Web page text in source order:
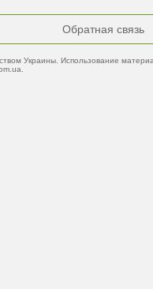
Обратная связь
Украины. Использование